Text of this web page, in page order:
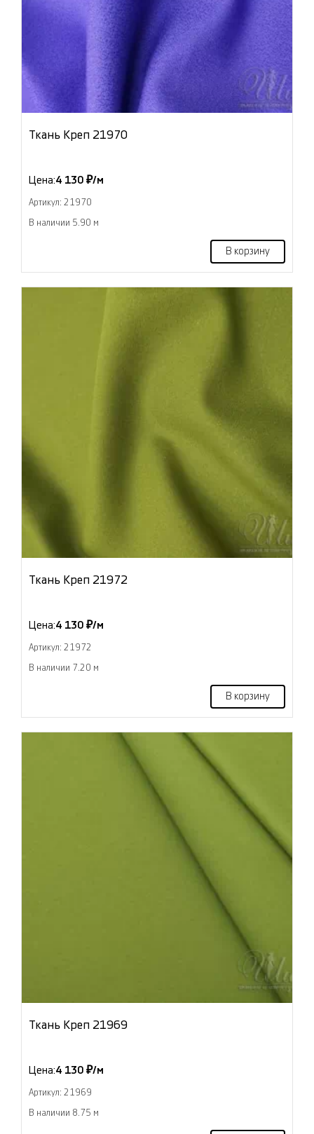
Ткань Креп 21970
Цена:4 130 ₽/м
Артикул: 21970
В наличии 5.90 м
В корзину
Ткань Креп 21972
Цена:4 130 ₽/м
Артикул: 21972
В наличии 7.20 м
В корзину
Ткань Креп 21969
Цена:4 130 ₽/м
Артикул: 21969
В наличии 8.75 м